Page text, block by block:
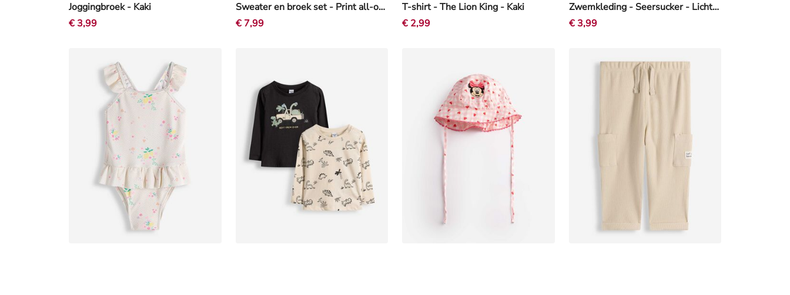
Joggingbroek - Kaki
€ 3,99
Sweater en broek set - Print all-over - Off-White
€ 7,99
T-shirt - The Lion King - Kaki
€ 2,99
Zwemkleding - Seersucker - Lichtblauw
€ 3,99